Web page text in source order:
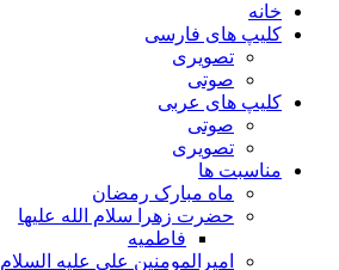
خانه
کلیپ های فارسی
تصویری
صوتی
کلیپ های عربی
صوتی
تصویری
مناسبت ها
ماه مبارک رمضان
حضرت زهرا سلام الله علیها
فاطمیه
امیرالمومنین علی علیه السلام